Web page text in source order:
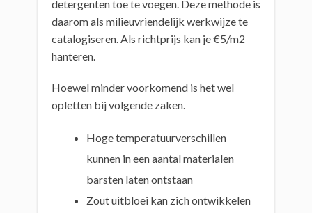
detergenten toe te voegen. Deze methode is
daarom als milieuvriendelijk werkwijze te
catalogiseren. Als richtprijs kan je €5/m2
hanteren.
Hoewel minder voorkomend is het wel
opletten bij volgende zaken.
Hoge temperatuurverschillen
kunnen in een aantal materialen
barsten laten ontstaan
Zout uitbloei kan zich ontwikkelen